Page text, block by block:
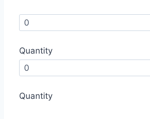
Quantity
Quantity